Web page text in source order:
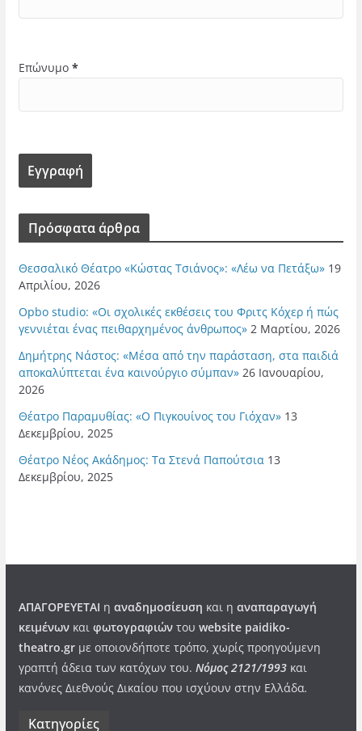
Επώνυμο *
Πρόσφατα άρθρα
Θεσσαλικό Θέατρο «Κώστας Τσιάνος»: «Λέω να Πετάξω» 19
Απριλίου, 2026
Opbo studio: «Οι σχολικές εκθέσεις του Φριτς Κόχερ ή πώς
γεννιέται ένας πειθαρχημένος άνθρωπος» 2 Μαρτίου, 2026
Δημήτρης Νάστος: «Μέσα από την παράσταση, στα παιδιά
αποκαλύπτεται ένα καινούργιο σύμπαν» 26 Ιανουαρίου,
2026
Θέατρο Παραμυθίας: «Ο Πιγκουίνος του Γιόχαν» 13
Δεκεμβρίου, 2025
Θέατρο Νέος Ακάδημος: Τα Στενά Παπούτσια 13
Δεκεμβρίου, 2025
ΑΠΑΓΟΡΕΥΕΤΑΙ η αναδημοσίευση και η αναπαραγωγή
κειμένωνκαι φωτογραφιώντου website paidiko-
theatro.grμε οποιονδήποτε τρόπο, χωρίς προηγούμενη
γραπτή άδεια των κατόχων του. Νόμος 2121/1993και
κανόνες Διεθνούς Δικαίου που ισχύουν στην Ελλάδα.
Kατηγορίες